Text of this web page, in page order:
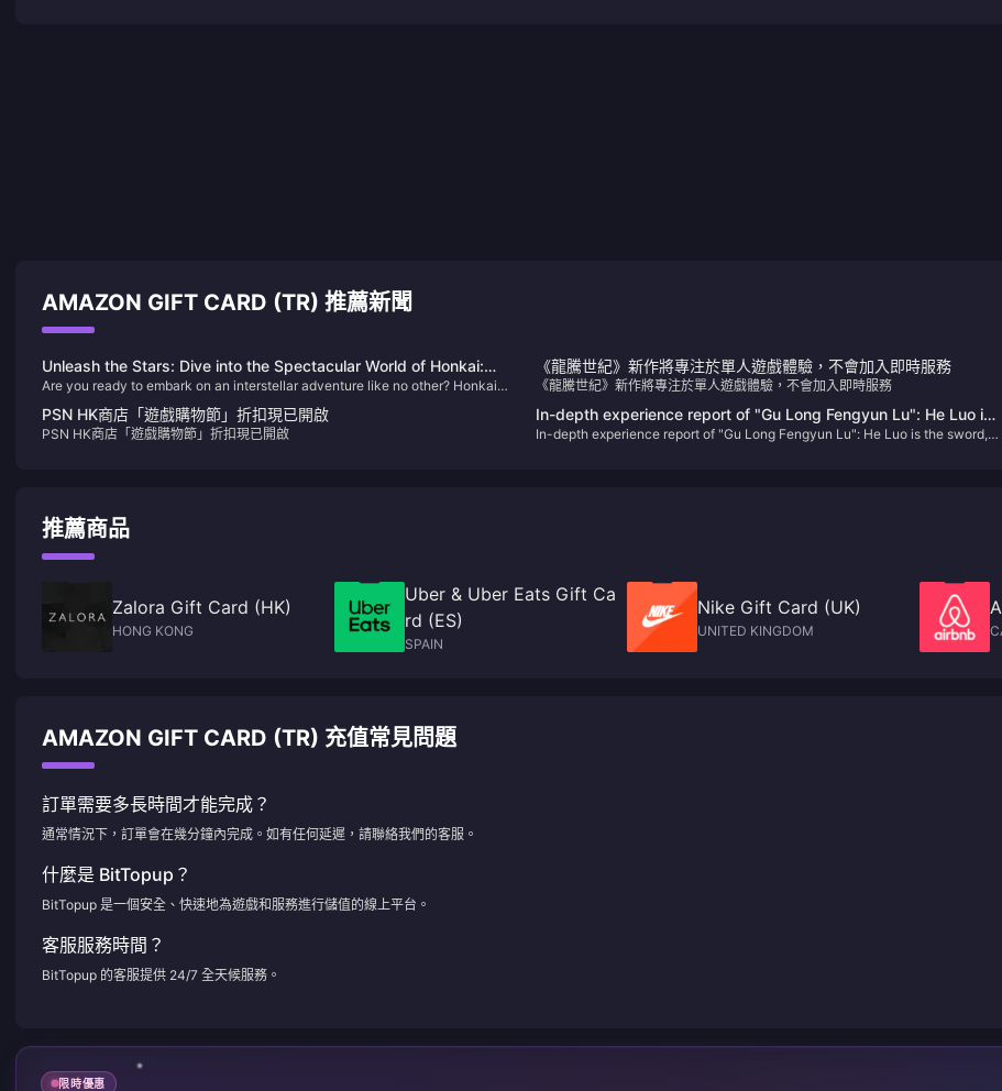
AMAZON GIFT CARD (TR) 推薦新聞
Unleash the Stars: Dive into the Spectacular World of Honkai:
Star Rail!
Are you ready to embark on an interstellar adventure like no other? Honkai:
Star Rail is here to take you on a journey across the cosmos, where thrilling
battles, captivating characters, and a mesmerizing story await. This game is
not just another addition to the Honkai universe; it's a revolutionary leap
《龍騰世紀》新作將專注於單人遊戲體驗，不會加入即時服務
《龍騰世紀》新作將專注於單人遊戲體驗，不會加入即時服務
PSN HK商店「遊戲購物節」折扣現已開啟
PSN HK商店「遊戲購物節」折扣現已開啟
In-depth experience report of "Gu Long Fengyun Lu": He Luo is
the sword, the ancient dragon is the scabbard, and the new
In-depth experience report of "Gu Long Fengyun Lu": He Luo is the sword,
推薦商品
Zalora Gift Card (HK)
HONG KONG
Uber & Uber Eats Gift Ca
rd (ES)
SPAIN
Nike Gift Card (UK)
UNITED KINGDOM
AMAZON GIFT CARD (TR) 充值常見問題
訂單需要多長時間才能完成？
通常情況下，訂單會在幾分鐘內完成。如有任何延遲，請聯絡我們的客服。
什麼是 BitTopup？
BitTopup 是一個安全、快速地為遊戲和服務進行儲值的線上平台。
客服服務時間？
BitTopup 的客服提供 24/7 全天候服務。
限時優惠